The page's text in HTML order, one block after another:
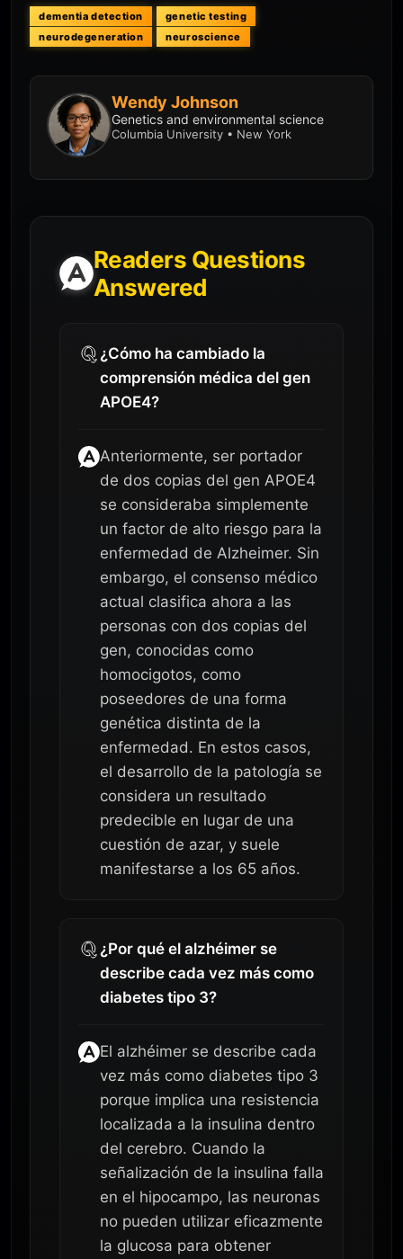
dementia detection
genetic testing
neurodegeneration
neuroscience
Wendy Johnson
Genetics and environmental science
Columbia University • New York
Readers Questions
Answered
¿Cómo ha cambiado la
comprensión médica del gen
APOE4?
Anteriormente, ser portador
de dos copias del gen APOE4
se consideraba simplemente
un factor de alto riesgo para la
enfermedad de Alzheimer. Sin
embargo, el consenso médico
actual clasifica ahora a las
personas con dos copias del
gen, conocidas como
homocigotos, como
poseedores de una forma
genética distinta de la
enfermedad. En estos casos,
el desarrollo de la patología se
considera un resultado
predecible en lugar de una
cuestión de azar, y suele
manifestarse a los 65 años.
¿Por qué el alzhéimer se
describe cada vez más como
diabetes tipo 3?
El alzhéimer se describe cada
vez más como diabetes tipo 3
porque implica una resistencia
localizada a la insulina dentro
del cerebro. Cuando la
señalización de la insulina falla
en el hipocampo, las neuronas
no pueden utilizar eficazmente
la glucosa para obtener